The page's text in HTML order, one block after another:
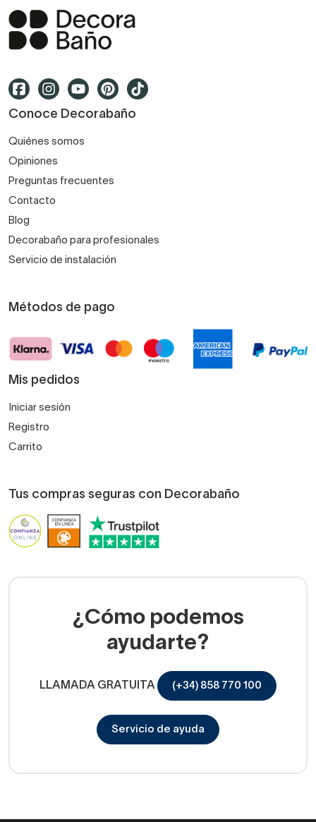
Conoce Decorabaño
Quiénes somos
Opiniones
Preguntas frecuentes
Contacto
Blog
Decorabaño para profesionales
Servicio de instalación
Métodos de pago
Mis pedidos
Iniciar sesión
Registro
Carrito
Tus compras seguras con Decorabaño
¿Cómo podemos
ayudarte?
LLAMADA GRATUITA (+34) 858 770 100
Servicio de ayuda